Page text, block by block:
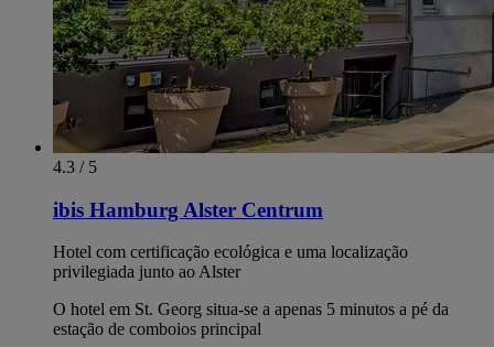
4.3 / 5
ibis Hamburg Alster Centrum
Hotel com certificação ecológica e uma localização
privilegiada junto ao Alster
O hotel em St. Georg situa-se a apenas 5 minutos a pé da
estação de comboios principal